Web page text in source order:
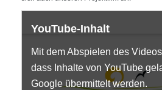
YouTube-Inhalt
Mit dem Abspielen des
dass Inhalte von YouTube
Google übermittelt werden.